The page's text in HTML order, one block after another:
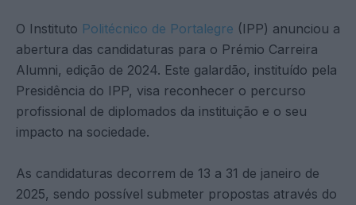
O Instituto Politécnico de Portalegre (IPP) anunciou a
abertura das candidaturas para o Prémio Carreira
Alumni, edição de 2024. Este galardão, instituído pela
Presidência do IPP, visa reconhecer o percurso
profissional de diplomados da instituição e o seu
impacto na sociedade.
As candidaturas decorrem de 13 a 31 de janeiro de
2025, sendo possível submeter propostas através do